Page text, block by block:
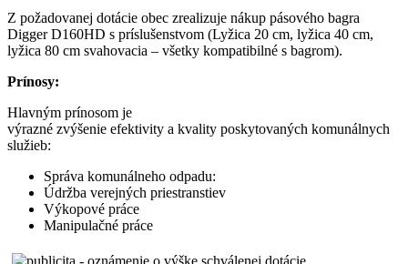
Z požadovanej dotácie obec zrealizuje nákup pásového bagra
Digger D160HD s príslušenstvom (Lyžica 20 cm, lyžica 40 cm,
lyžica 80 cm svahovacia – všetky kompatibilné s bagrom).
Prínosy:
Hlavným prínosom je
výrazné zvýšenie efektivity a kvality poskytovaných komunálnych
služieb:
Správa komunálneho odpadu:
Údržba verejných priestranstiev
Výkopové práce
Manipulačné práce